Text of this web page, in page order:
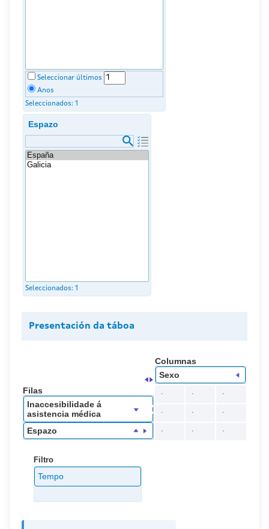
Seleccionar últimos
Anos
Seleccionados: 1
Espazo
Seleccionados: 1
Presentación da táboa
Columnas
Sexo
Filas
Inaccesibilidade á
asistencia médica
Espazo
Filtro
Tempo